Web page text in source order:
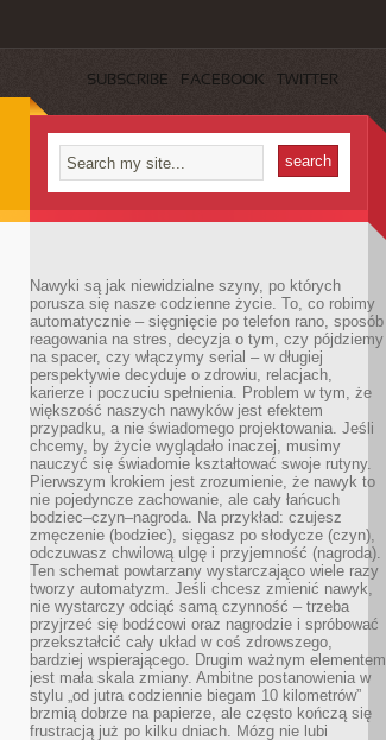
SUBSCRIBE FACEBOOK TWITTER
Nawyki są jak niewidzialne szyny, po których
porusza się nasze codzienne życie. To, co robimy
automatycznie – sięgnięcie po telefon rano, sposób
reagowania na stres, decyzja o tym, czy pójdziemy
na spacer, czy włączymy serial – w długiej
perspektywie decyduje o zdrowiu, relacjach,
karierze i poczuciu spełnienia. Problem w tym, że
większość naszych nawyków jest efektem
przypadku, a nie świadomego projektowania. Jeśli
chcemy, by życie wyglądało inaczej, musimy
nauczyć się świadomie kształtować swoje rutyny.
Pierwszym krokiem jest zrozumienie, że nawyk to
nie pojedyncze zachowanie, ale cały łańcuch
bodziec–czyn–nagroda. Na przykład: czujesz
zmęczenie (bodziec), sięgasz po słodycze (czyn),
odczuwasz chwilową ulgę i przyjemność (nagroda).
Ten schemat powtarzany wystarczająco wiele razy
tworzy automatyzm. Jeśli chcesz zmienić nawyk,
nie wystarczy odciąć samą czynność – trzeba
przyjrzeć się bodźcowi oraz nagrodzie i spróbować
przekształcić cały układ w coś zdrowszego,
bardziej wspierającego. Drugim ważnym elementem
jest mała skala zmiany. Ambitne postanowienia w
stylu „od jutra codziennie biegam 10 kilometrów”
brzmią dobrze na papierze, ale często kończą się
frustracją już po kilku dniach. Mózg nie lubi